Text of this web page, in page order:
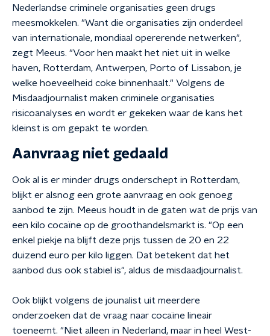
Nederlandse criminele organisaties geen drugs
meesmokkelen. "Want die organisaties zijn onderdeel
van internationale, mondiaal opererende netwerken",
zegt Meeus. "Voor hen maakt het niet uit in welke
haven, Rotterdam, Antwerpen, Porto of Lissabon, je
welke hoeveelheid coke binnenhaalt." Volgens de
Misdaadjournalist maken criminele organisaties
risicoanalyses en wordt er gekeken waar de kans het
kleinst is om gepakt te worden.
Aanvraag niet gedaald
Ook al is er minder drugs onderschept in Rotterdam,
blijkt er alsnog een grote aanvraag en ook genoeg
aanbod te zijn. Meeus houdt in de gaten wat de prijs van
een kilo cocaïne op de groothandelsmarkt is. "Op een
enkel piekje na blijft deze prijs tussen de 20 en 22
duizend euro per kilo liggen. Dat betekent dat het
aanbod dus ook stabiel is", aldus de misdaadjournalist.
Ook blijkt volgens de jounalist uit meerdere
onderzoeken dat de vraag naar cocaïne lineair
toeneemt. "Niet alleen in Nederland, maar in heel West-